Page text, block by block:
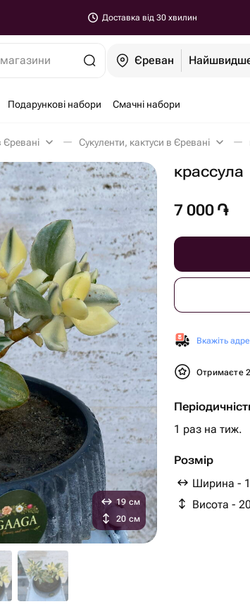
Доставка від 30 хвилин
Єреван
Подарункові набори Смачні набори
Сукуленти, кактуси в Єревані
крассула
7 000 ֏
Вкажіть
Отримаєте
1 раз на тиж.
Розмір
Ширина -
Висота -
19 см
20 см